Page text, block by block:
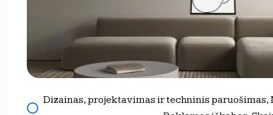
Dizainas, projektavimas ir techninis paruošimas,